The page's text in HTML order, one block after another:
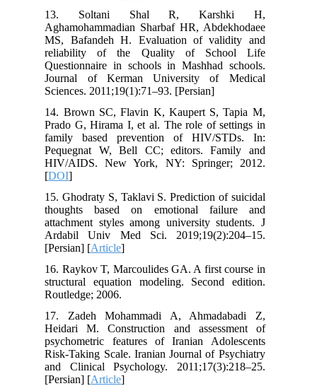
13. Soltani Shal R, Karshki H,
Aghamohammadian Sharbaf HR, Abdekhodaee
MS, Bafandeh H. Evaluation of validity and
reliability of the Quality of School Life
Questionnaire in schools in Mashhad schools.
Journal of Kerman University of Medical
Sciences. 2011;19(1):71–93. [Persian]
14. Brown SC, Flavin K, Kaupert S, Tapia M,
Prado G, Hirama I, et al. The role of settings in
family based prevention of HIV/STDs. In:
Pequegnat W, Bell CC; editors. Family and
HIV/AIDS. New York, NY: Springer; 2012.
[DOI
15. Ghodraty S, Taklavi S. Prediction of suicidal
thoughts based on emotional failure and
attachment styles among university students. J
Ardabil Univ Med Sci. 2019;19(2):204–15.
[Persian] [Article
16. Raykov T, Marcoulides GA. A first course in
structural equation modeling. Second edition.
Routledge; 2006.
17. Zadeh Mohammadi A, Ahmadabadi Z,
Heidari M. Construction and assessment of
psychometric features of Iranian Adolescents
Risk-Taking Scale. Iranian Journal of Psychiatry
and Clinical Psychology. 2011;17(3):218–25.
[Persian] [Article